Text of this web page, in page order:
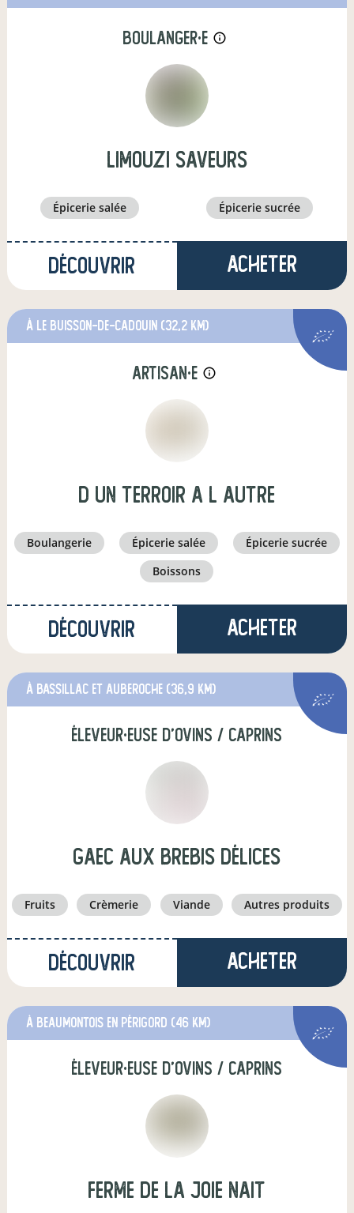
boulanger·e info_outline
limouzi saveurs
épicerie salée épicerie sucrée
Découvrir Acheter
à Le Buisson-de-Cadouin (32,2 km)
artisan·e info_outline
d un terroir a l autre
boulangerie épicerie salée
épicerie sucrée
boissons
Découvrir Acheter
à Bassillac et Auberoche (36,9 km)
éleveur·euse d'ovins / caprins
GAEC Aux Brebis Délices
fruits crèmerie viande autres produits
Découvrir Acheter
à Beaumontois en Périgord (46 km)
éleveur·euse d'ovins / caprins
Ferme de la Joie Nait